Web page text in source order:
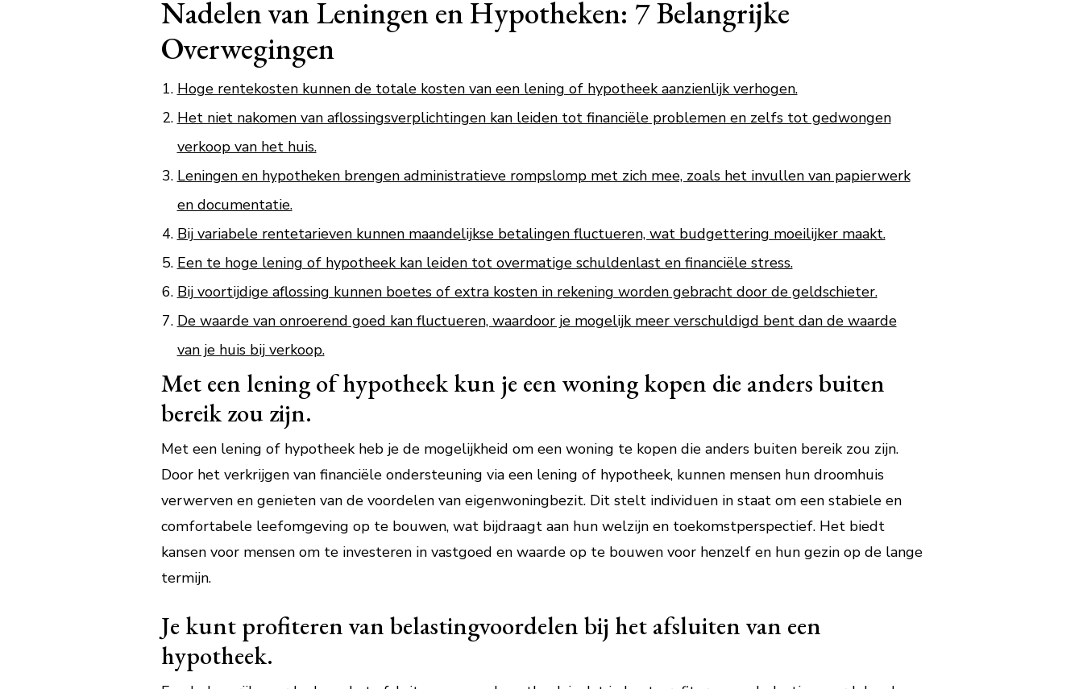
Nadelen van Leningen en Hypotheken: 7 Belangrijke
Overwegingen
Hoge rentekosten kunnen de totale kosten van een lening of hypotheek aanzienlijk verhogen.
Het niet nakomen van aflossingsverplichtingen kan leiden tot financiële problemen en zelfs tot gedwongen
verkoop van het huis.
Leningen en hypotheken brengen administratieve rompslomp met zich mee, zoals het invullen van papierwerk
en documentatie.
Bij variabele rentetarieven kunnen maandelijkse betalingen fluctueren, wat budgettering moeilijker maakt.
Een te hoge lening of hypotheek kan leiden tot overmatige schuldenlast en financiële stress.
Bij voortijdige aflossing kunnen boetes of extra kosten in rekening worden gebracht door de geldschieter.
De waarde van onroerend goed kan fluctueren, waardoor je mogelijk meer verschuldigd bent dan de waarde
van je huis bij verkoop.
Met een lening of hypotheek kun je een woning kopen die anders buiten
bereik zou zijn.
Met een lening of hypotheek heb je de mogelijkheid om een woning te kopen die anders buiten bereik zou zijn.
Door het verkrijgen van financiële ondersteuning via een lening of hypotheek, kunnen mensen hun droomhuis
verwerven en genieten van de voordelen van eigenwoningbezit. Dit stelt individuen in staat om een stabiele en
comfortabele leefomgeving op te bouwen, wat bijdraagt aan hun welzijn en toekomstperspectief. Het biedt
kansen voor mensen om te investeren in vastgoed en waarde op te bouwen voor henzelf en hun gezin op de lange
termijn.
Je kunt profiteren van belastingvoordelen bij het afsluiten van een
hypotheek.